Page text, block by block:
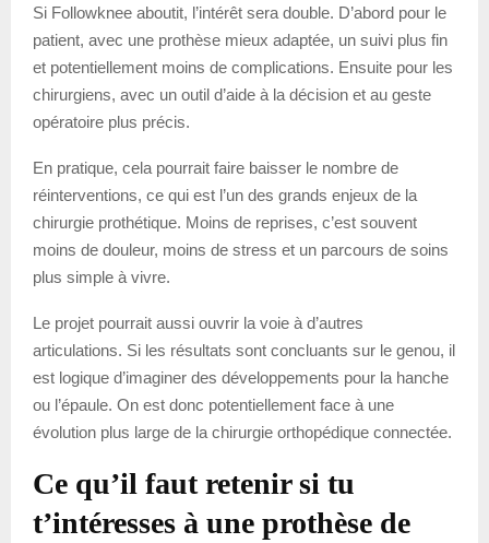
Si Followknee aboutit, l’intérêt sera double. D’abord pour le
patient, avec une prothèse mieux adaptée, un suivi plus fin
et potentiellement moins de complications. Ensuite pour les
chirurgiens, avec un outil d’aide à la décision et au geste
opératoire plus précis.
En pratique, cela pourrait faire baisser le nombre de
réinterventions, ce qui est l’un des grands enjeux de la
chirurgie prothétique. Moins de reprises, c’est souvent
moins de douleur, moins de stress et un parcours de soins
plus simple à vivre.
Le projet pourrait aussi ouvrir la voie à d’autres
articulations. Si les résultats sont concluants sur le genou, il
est logique d’imaginer des développements pour la hanche
ou l’épaule. On est donc potentiellement face à une
évolution plus large de la chirurgie orthopédique connectée.
Ce qu’il faut retenir si tu
t’intéresses à une prothèse de